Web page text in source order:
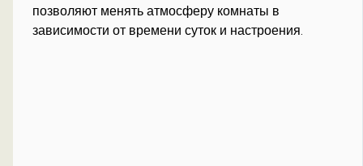
позволяют менять атмосферу комнаты в
зависимости от времени суток и настроения.